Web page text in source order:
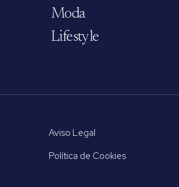
Moda
Lifestyle
Aviso Legal
Política de Cookies